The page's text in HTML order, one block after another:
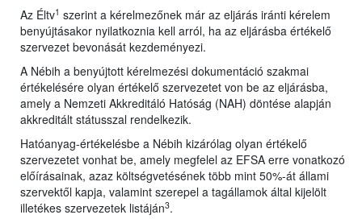
Az Éltv1 szerint a kérelmezőnek már az eljárás iránti kérelem
benyújtásakor nyilatkoznia kell arról, ha az eljárásba értékelő
szervezet bevonását kezdeményezi.
A Nébih a benyújtott kérelmezési dokumentáció szakmai
értékelésére olyan értékelő szervezetet von be az eljárásba,
amely a Nemzeti Akkreditáló Hatóság (NAH) döntése alapján
akkreditált státusszal rendelkezik.
Hatóanyag-értékelésbe a Nébih kizárólag olyan értékelő
szervezetet vonhat be, amely megfelel az EFSA erre vonatkozó
előírásainak, azaz költségvetésének több mint 50%-át állami
szervektől kapja, valamint szerepel a tagállamok által kijelölt
illetékes szervezetek listáján3.